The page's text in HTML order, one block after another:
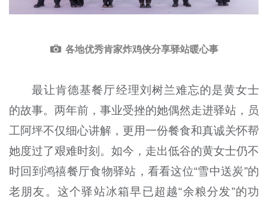
各地优秀肯家炸鸡侠分享驿站暖心事
最让肯德基餐厅经理刘树兰难忘的是黄女士
的故事。两年前，事业受挫的她偶然走进驿站，员
工阿坪不仅细心讲解，更用一份餐食和真诚关怀帮
她度过了艰难时刻。如今，走出低谷的黄女士仍不
时回到鸿禧餐厅食物驿站，看看这位“雪中送炭”的
老朋友。这个驿站冰箱早已超越“余粮分发”的功